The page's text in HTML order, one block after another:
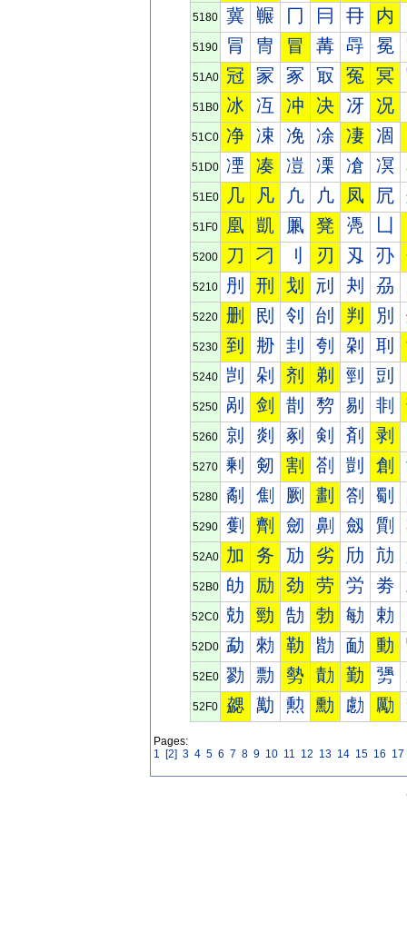
5180 冀 冁 冂 冃 冄 内
5190 冐 冑 冒 冓 冔 冕
51A0 冠 冡 冢 冣 冤 冥
51B0 冰 冱 冲 决 冴 况
51C0 净 凁 凂 凃 凄 凅
51D0 凐 凑 凒 凓 凔 凕
51E0 几 凡 凢 凣 凤 凥
51F0 凰 凱 凲 凳 凴
5200 刀 刁 刂 刃 刄 刅
5210 刐 刑 划 刓 刔 刕
5220 删 刡 刢 刣 判 別
5230 到 刱 刲 刳 刴 刵
5240 剀 剁 剂 剃 剄 剅
5250 剐 剑 剒 剓 剔 剕
5260 剠 剡 剢 剣 剤 剥
5270 剰 剱 割 剳 剴 創
5280 劀 劁 劂 劃 劄 劅
5290 劐 劑 劒 劓 劔 劕
52A0 加 务 劢 劣 劤 劥
52B0 劰 励 劲 劳 労 劵
52C0 勀 勁 勂 勃 勄 勅
52D0 勐 勑 勒 勓 勔 動
52E0 勠 勡 勢 勣 勤 勥
52F0 勰 勱 勲 勳 勴 勵
Pages:
1 [2] 3 4 5 6 7 8 9 10 11 12 13 14 15 16 17